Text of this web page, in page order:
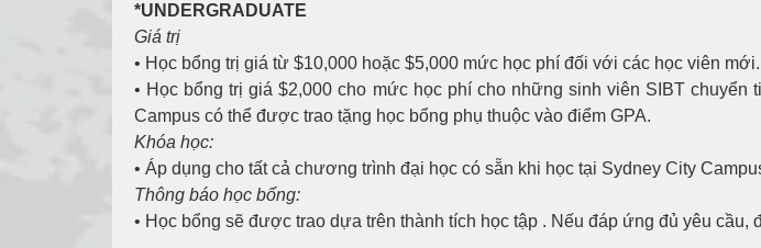
*UNDERGRADUATE
Giá trị
• Học bổng trị giá từ $10,000 hoặc $5,000 mức học phí đối với các học viên mới.
• Học bổng trị giá $2,000 cho mức học phí cho những sinh viên SIBT
Campus có thể được trao tặng học bổng phụ thuộc vào điểm GPA.
Khóa học:
• Áp dụng cho tất cả chương trình đại học có sẵn khi học tại Sydney City
Thông báo học bổng:
• Học bổng sẽ được trao dựa trên thành tích học tập . Nếu đáp ứng đủ yêu